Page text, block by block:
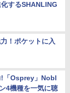
するSHANLING
！ポケットに入
!「Osprey」Nobl
4機種を一気に聴